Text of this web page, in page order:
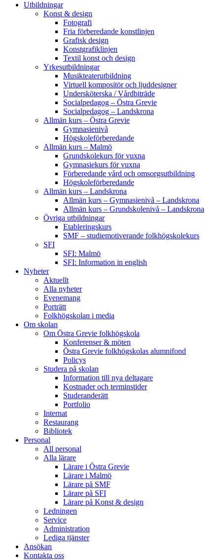
Utbildningar
Konst & design
Fotografi
Fria förberedande konstlinjen
Grafisk design
Konstgrafiklinjen
Textil konst och design
Yrkesutbildningar
Musikteaterutbildning
Virtuell kompositör och ljuddesigner
Undersköterska / Vårdbiträde
Socialpedagog – Östra Grevie
Socialpedagog – Landskrona
Allmän kurs – Östra Grevie
Gymnasienivå
Högskoleförberedande
Allmän kurs – Malmö
Grundskolekurs för vuxna
Gymnasiekurs för vuxna
Förberedande vård och omsorgsutbildning
Högskoleförberedande
Allmän kurs – Landskrona
Allmän kurs – Gymnasienivå – Landskrona
Allmän kurs – Grundskolenivå – Landskrona
Övriga utbildningar
Etableringskurs
SMF – studiemotiverande folkhögskolekurs
SFI
SFI: Malmö
SFI: Information in english
Nyheter
Aktuellt
Alla nyheter
Evenemang
Porträtt
Folkhögskolan i media
Om skolan
Om Östra Grevie folkhögskola
Konferenser & möten
Östra Grevie folkhögskolas alumnifond
Policys
Studera på skolan
Information till nya deltagare
Kostnader och terminstider
Studeranderätt
Portfolio
Internat
Restaurang
Bibliotek
Personal
All personal
Alla lärare
Lärare i Östra Grevie
Lärare i Malmö
Lärare på SMF
Lärare på SFI
Lärare på Konst & design
Ledningen
Service
Administration
Lediga tjänster
Ansökan
Kontakta oss